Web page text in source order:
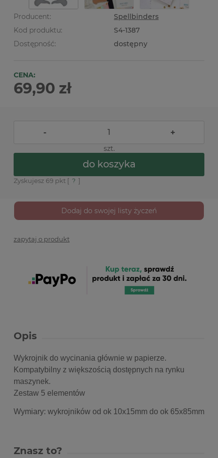
Producent:
Spellbinders
Kod produktu:
S4-1387
Dostępność:
dostępny
CENA:
69,90 zł
- +
szt.
do koszyka
Zyskujesz 69 pkt [ ? ]
Dodaj do swojej listy życzeń
zapytaj o produkt
Opis
Wykrojnik do wycinania głównie w papierze.
Kompatybilny z większością dostępnych na rynku
maszynek.
Zestaw 5 elementów
Wymiary: wykrojników od ok 10x15mm do ok 65x85mm
Znasz to?